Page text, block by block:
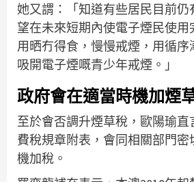
她又謂：「知道有些居民目前仍
望在未來短期內使電子煙民使
用晒冇得食，慢慢戒煙，用循序
吸開電子煙嘅青少年戒煙。」
政府會在適當時機加煙
至於會否調升煙草稅，歐陽瑜直
費稅規章附表，會同相關部門
機加稅。